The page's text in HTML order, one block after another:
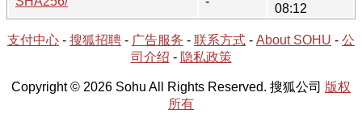
08:12
支付中心 - 搜狐招聘 - 广告服务 - 联系方式 - About SOHU - 公
司介绍 - 隐私政策
Copyright © 2026 Sohu All Rights Reserved. 搜狐公司 版权
所有